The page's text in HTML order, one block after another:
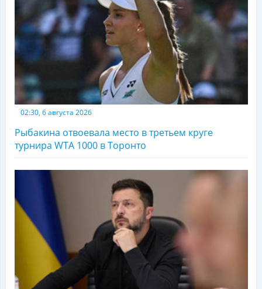
02:30, 6 августа 2026
Рыбакина отвоевала место в третьем круге
турнира WTA 1000 в Торонто